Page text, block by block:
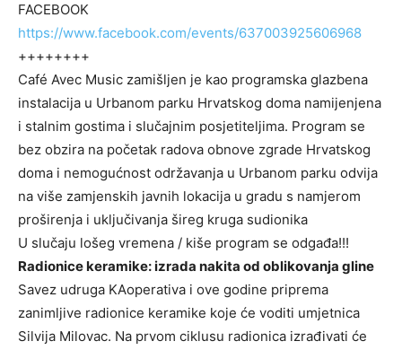
FACEBOOK
https://www.facebook.com/events/637003925606968
++++++++
Café Avec Music zamišljen je kao programska glazbena
instalacija u Urbanom parku Hrvatskog doma namijenjena
i stalnim gostima i slučajnim posjetiteljima. Program se
bez obzira na početak radova obnove zgrade Hrvatskog
doma i nemogućnost održavanja u Urbanom parku odvija
na više zamjenskih javnih lokacija u gradu s namjerom
proširenja i uključivanja šireg kruga sudionika
U slučaju lošeg vremena / kiše program se odgađa!!!
Radionice keramike: izrada nakita od oblikovanja gline
Savez udruga KAoperativa i ove godine priprema
zanimljive radionice keramike koje će voditi umjetnica
Silvija Milovac. Na prvom ciklusu radionica izrađivati će